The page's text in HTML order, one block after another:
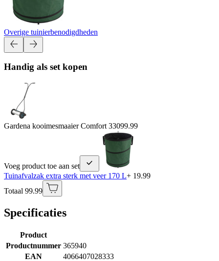
Overige tuinierbenodigdheden
Handig als set kopen
Gardena kooimesmaaier Comfort 33099.99
Voeg product toe aan set
Tuinafvalzak extra sterk met veer 170 L+ 19.99
Totaal 99.99
Specificaties
Product
Productnummer 365940
EAN
4066407028333